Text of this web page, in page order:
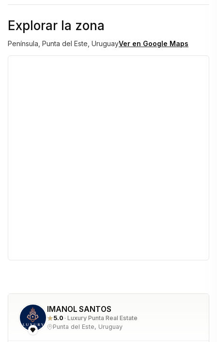
Explorar la zona
Península, Punta del Este, UruguayVer en Google Maps
IMANOL SANTOS
5.0 · Luxury Punta Real Estate
Punta del Este, Uruguay